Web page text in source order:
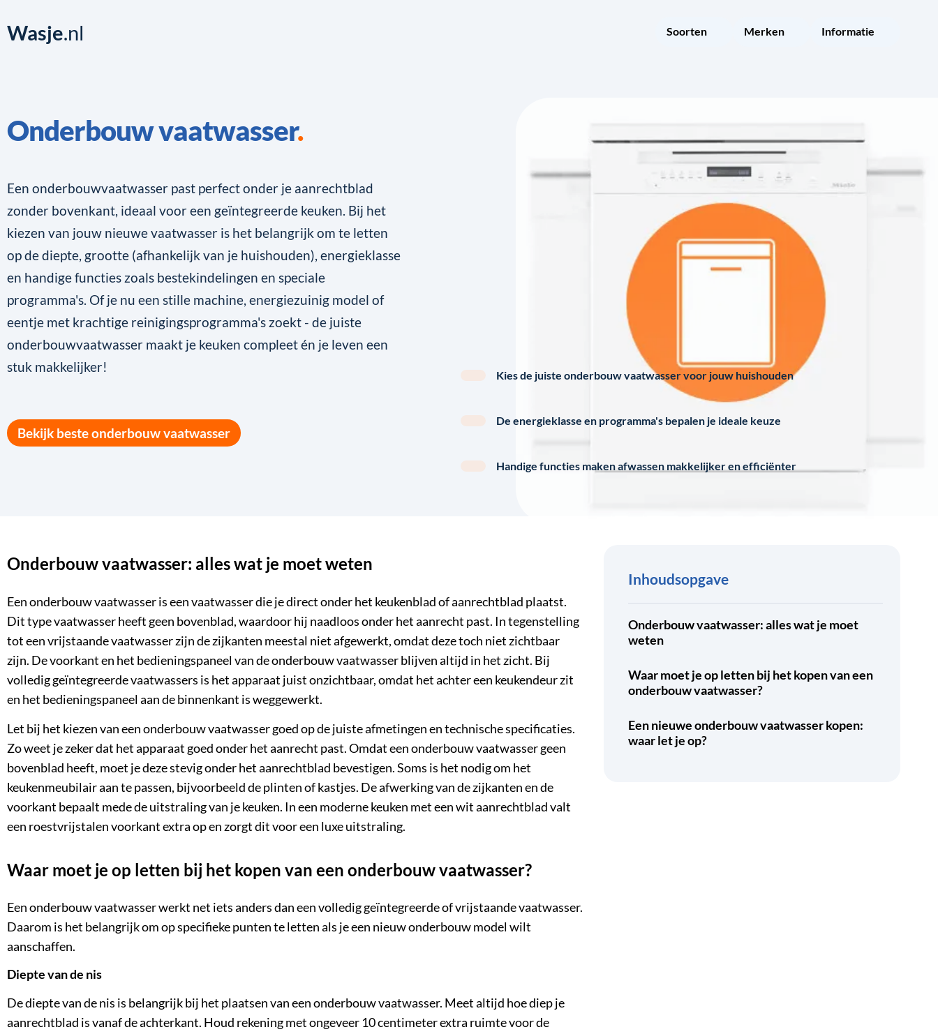
Wasje.nl Soorten Merken Informatie
Onderbouw vaatwasser
Een onderbouwvaatwasser past perfect onder je aanrechtblad
zonder bovenkant, ideaal voor een geïntegreerde keuken. Bij het
kiezen van jouw nieuwe vaatwasser is het belangrijk om te letten
op de diepte, grootte (afhankelijk van je huishouden), energieklasse
en handige functies zoals bestekindelingen en speciale
programma's. Of je nu een stille machine, energiezuinig model of
eentje met krachtige reinigingsprogramma's zoekt - de juiste
onderbouwvaatwasser maakt je keuken compleet én je leven een
stuk makkelijker!
Bekijk beste onderbouw vaatwasser
Kies de juiste onderbouw vaatwasser voor jouw huishouden
De energieklasse en programma's bepalen je ideale keuze
Handige functies maken afwassen makkelijker en efficiënter
Onderbouw vaatwasser: alles wat je moet weten
Een onderbouw vaatwasser is eenvaatwasserdie je direct onder het keukenblad of aanrechtblad plaatst.
Dit type vaatwasser heeft geen bovenblad, waardoor hij naadloos onder het aanrecht past. In tegenstelling
tot eenvrijstaande vaatwasserzijn de zijkanten meestal niet afgewerkt, omdat deze toch niet zichtbaar
zijn. De voorkant en het bedieningspaneel van de onderbouw vaatwasser blijven altijd in het zicht. Bij
volledig geïntegreerde vaatwassers is het apparaat juist onzichtbaar, omdat het achter een keukendeur zit
en het bedieningspaneel aan de binnenkant is weggewerkt.
Let bij het kiezen van een onderbouw vaatwasser goed op de juiste afmetingen en technische specificaties.
Zo weet je zeker dat het apparaat goed onder het aanrecht past. Omdat een onderbouw vaatwasser geen
bovenblad heeft, moet je deze stevig onder het aanrechtblad bevestigen. Soms is het nodig om het
keukenmeubilair aan te passen, bijvoorbeeld de plinten of kastjes. De afwerking van de zijkanten en de
voorkant bepaalt mede de uitstraling van je keuken. In een moderne keuken met een wit aanrechtblad valt
een roestvrijstalen voorkant extra op en zorgt dit voor een luxe uitstraling.
Waar moet je op letten bij het kopen van een onderbouw vaatwasser?
Een onderbouw vaatwasser werkt net iets anders dan een volledig geïntegreerde of vrijstaande vaatwasser.
Daarom is het belangrijk om op specifieke punten te letten als je een nieuw onderbouw model wilt
aanschaffen.
Diepte van de nis
De diepte van de nis is belangrijk bij het plaatsen van een onderbouw vaatwasser. Meet altijd hoe diep je
aanrechtblad is vanaf de achterkant. Houd rekening met ongeveer 10 centimeter extra ruimte voor de
Inhoudsopgave
Onderbouw vaatwasser: alles wat je moet
weten
Waar moet je op letten bij het kopen van een
onderbouw vaatwasser?
Een nieuwe onderbouw vaatwasser kopen:
waar let je op?